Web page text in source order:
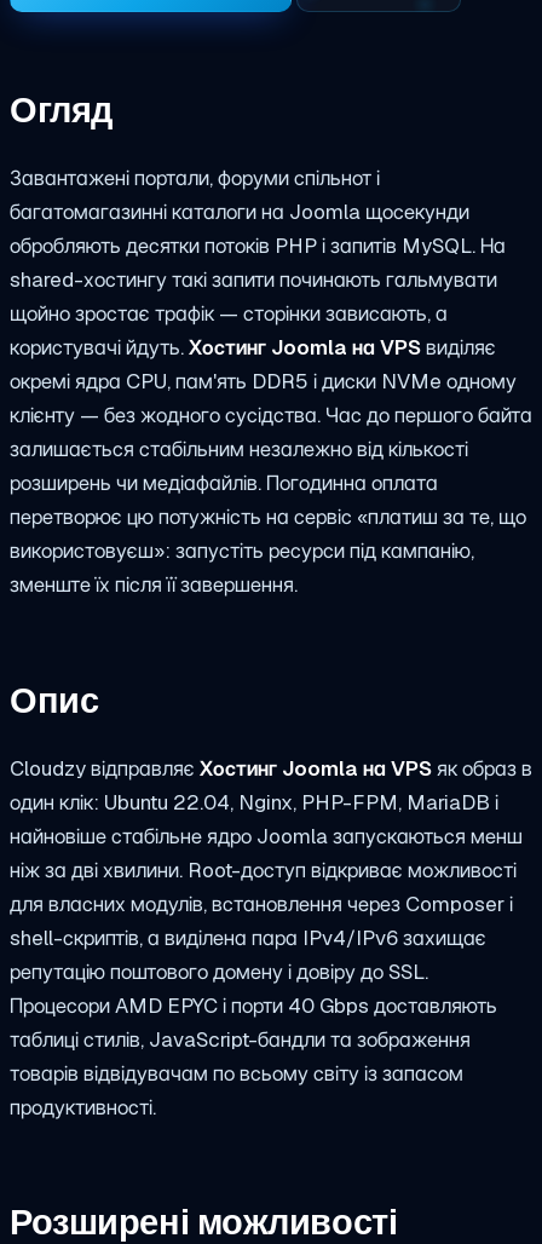
Огляд
Завантажені портали, форуми спільнот і
багатомагазинні каталоги на Joomla щосекунди
обробляють десятки потоків PHP і запитів MySQL. На
shared-хостингу такі запити починають гальмувати
щойно зростає трафік — сторінки зависають, а
користувачі йдуть.Хостинг Joomla на VPSвиділяє
окремі ядра CPU, пам'ять DDR5 і диски NVMe одному
клієнту — без жодного сусідства. Час до першого байта
залишається стабільним незалежно від кількості
розширень чи медіафайлів. Погодинна оплата
перетворює цю потужність на сервіс «платиш за те, що
використовуєш»: запустіть ресурси під кампанію,
зменште їх після її завершення.
Опис
Cloudzy відправляє Хостинг Joomla на VPSяк образ в
один клік: Ubuntu 22.04, Nginx, PHP-FPM, MariaDB і
найновіше стабільне ядро Joomla запускаються менш
ніж за дві хвилини. Root-доступ відкриває можливості
для власних модулів, встановлення через Composer і
shell-скриптів, а виділена пара IPv4/IPv6 захищає
репутацію поштового домену і довіру до SSL.
Процесори AMD EPYC і порти 40 Gbps доставляють
таблиці стилів, JavaScript-бандли та зображення
товарів відвідувачам по всьому світу із запасом
продуктивності.
Розширені можливості